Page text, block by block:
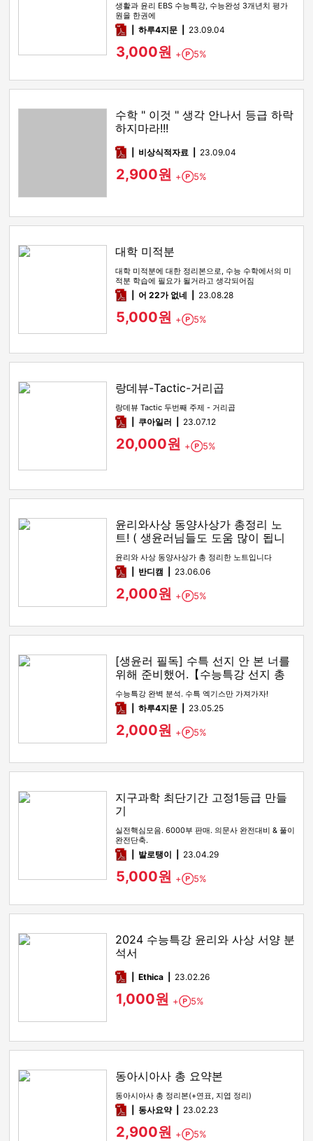
생활과 윤리 EBS 수능특강, 수능완성 3개년치 평가
원을 한권에
pdf하루4지문 23.09.04
3,000원 + Point
5%
수학 " 이것 " 생각 안나서 등급 하락
하지마라!!!
pdf비상식적자료 23.09.04
2,900원 + Point
5%
대학 미적분
대학 미적분에 대한 정리본으로, 수능 수학에서의 미
적분 학습에 필요가 될거라고 생각되어짐
pdf어 22가 없네 23.08.28
5,000원 + Point
5%
랑데뷰-Tactic-거리곱
랑데뷰 Tactic 두번째 주제 - 거리곱
pdf쿠아일러 23.07.12
20,000원 + Point
5%
윤리와사상 동양사상가 총정리 노
트! ( 생윤러님들도 도움 많이 됩니
다! )
윤리와 사상 동양사상가 총 정리한 노트입니다
pdf반디캠 23.06.06
2,000원 + Point
5%
[생윤러 필독] 수특 선지 안 본 너를
위해 준비했어.【수능특강 선지 총
정리】
수능특강 완벽 분석. 수특 엑기스만 가져가자!
pdf하루4지문 23.05.25
2,000원 + Point
5%
지구과학 최단기간 고정1등급 만들
기
실전핵심모음. 6000부 판매. 의문사 완전대비 & 풀이
완전단축.
pdf발로탱이 23.04.29
5,000원 + Point
5%
2024 수능특강 윤리와 사상 서양 분
석서
pdfEthica 23.02.26
1,000원 + Point
5%
동아시아사 총 요약본
동아시아사 총 정리본(+연표, 지엽 정리)
pdf동사요약 23.02.23
2,900원 + Point
5%